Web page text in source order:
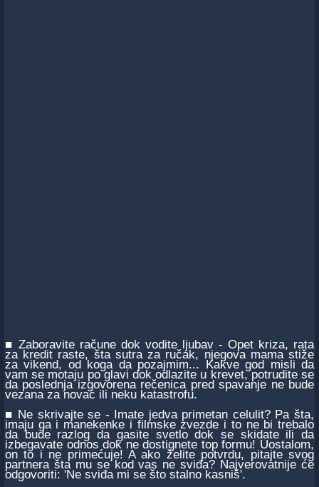
■ Zaboravite račune dok vodite ljubav - Opet kriza, rata
za kredit raste, šta sutra za ručak, njegova mama stiže
za vikend, od koga da pozajmim... Kakve god misli da
vam se motaju po glavi dok odlazite u krevet, potrudite se
da poslednja izgovorena rečenica pred spavanje ne bude
vezana za novac ili neku katastrofu.
■ Ne skrivajte se - Imate jedva primetan celulit? Pa šta,
imaju ga i manekenke i filmske zvezde i to ne bi trebalo
da bude razlog da gasite svetlo dok se skidate ili da
izbegavate odnos dok ne dostignete top formu! Uostalom,
on to i ne primećuje! A ako želite potvrdu, pitajte svog
partnera šta mu se kod vas ne sviđa? Najverovatnije će
odgovoriti: 'Ne sviđa mi se što stalno kasniš'.